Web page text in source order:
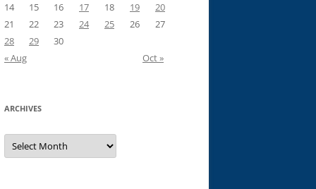
14
15 16 17 18 19
20
21
22 23 24 25 26
27
28
29
30
« Aug
Oct »
ARCHIVES
Archives